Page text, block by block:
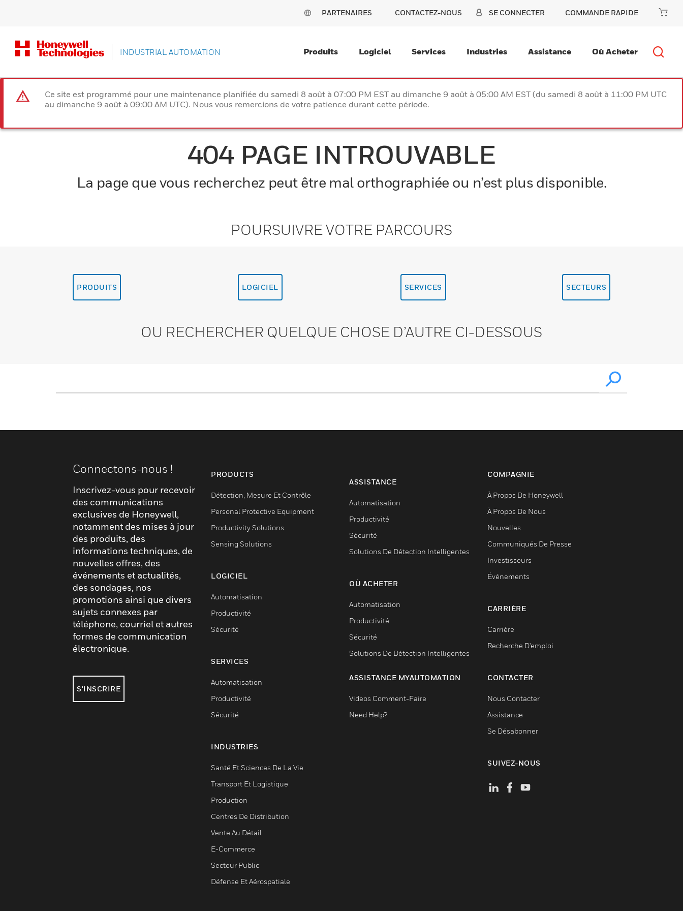
PARTENAIRES CONTACTEZ-NOUS SE CONNECTER COMMANDE RAPIDE
INDUSTRIAL AUTOMATION Produits Logiciel Services Industries Assistance Où Acheter
Ce site est programmé pour une maintenance planifiée du samedi 8 août à 07:00 PM EST au dimanche 9 août à 05:00 AM EST (du samedi 8 août à 11:00 PM UTC
au dimanche 9 août à 09:00 AM UTC). Nous vous remercions de votre patience durant cette période.
404 PAGE INTROUVABLE
La page que vous recherchez peut être mal orthographiée ou n’est plus disponible.
POURSUIVRE VOTRE PARCOURS
PRODUITS LOGICIEL SERVICES SECTEURS
OU RECHERCHER QUELQUE CHOSE D’AUTRE CI-DESSOUS
Connectons-nous !
Inscrivez-vous pour recevoir
des communications
exclusives de Honeywell,
notamment des mises à jour
des produits, des
informations techniques, de
nouvelles offres, des
événements et actualités,
des sondages, nos
promotions ainsi que divers
sujets connexes par
téléphone, courriel et autres
formes de communication
électronique.
S'INSCRIRE
PRODUCTS
Détection, Mesure Et Contrôle
Personal Protective Equipment
Productivity Solutions
Sensing Solutions
LOGICIEL
Automatisation
Productivité
Sécurité
SERVICES
Automatisation
Productivité
Sécurité
INDUSTRIES
Santé Et Sciences De La Vie
Transport Et Logistique
Production
Centres De Distribution
Vente Au Détail
E-Commerce
Secteur Public
Défense Et Aérospatiale
ASSISTANCE
Automatisation
Productivité
Sécurité
Solutions De Détection Intelligentes
OÙ ACHETER
Automatisation
Productivité
Sécurité
Solutions De Détection Intelligentes
ASSISTANCE MYAUTOMATION
Videos Comment-Faire
Need Help?
COMPAGNIE
À Propos De Honeywell
À Propos De Nous
Nouvelles
Communiqués De Presse
Investisseurs
Événements
CARRIÈRE
Carrière
Recherche D'emploi
CONTACTER
Nous Contacter
Assistance
Se Désabonner
SUIVEZ-NOUS